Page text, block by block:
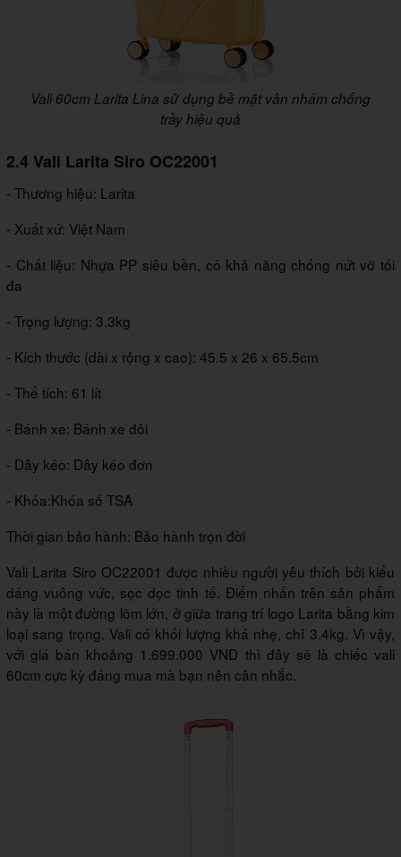
Vali 60cm Larita Lina sử dụng bề mặt vân nhám chống
trầy hiệu quả
2.4 Vali Larita Siro OC22001
- Thương hiệu: Larita
- Xuất xứ: Việt Nam
- Chất liệu: Nhựa PP siêu bền, có khả năng chống nứt vỡ tối
đa
- Trọng lượng: 3.3kg
- Kích thước (dài x rộng x cao): 45.5 x 26 x 65.5cm
- Thể tích: 61 lít
- Bánh xe: Bánh xe đôi
- Dây kéo: Dây kéo đơn
- Khóa:Khóa số TSA
Thời gian bảo hành: Bảo hành trọn đời
Vali Larita Siro OC22001 được nhiều người yêu thích bởi kiểu
dáng vuông vức, sọc dọc tinh tế. Điểm nhấn trên sản phẩm
này là một đường lõm lớn, ở giữa trang trí logo Larita bằng kim
loại sang trọng. Vali có khối lượng khá nhẹ, chỉ 3.4kg. Vì vậy,
với giá bán khoảng 1.699.000 VND thì đây sẽ là chiếc vali
60cm cực kỳ đáng mua mà bạn nên cân nhắc.